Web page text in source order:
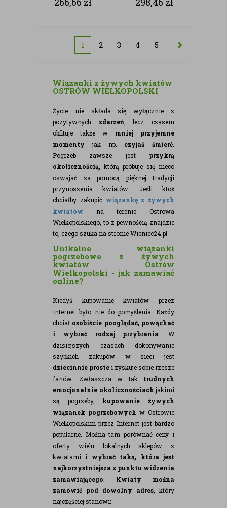
1 2 3 4 5
Wiązanki z żywych kwiatów
OSTRÓW WIELKOPOLSKI
Życie nie składa się wyłącznie z
pozytywnych zdarzeń , lecz czasem
obfituje także w mniej przyjemne
momenty jak np. czyjaś śmierć
Pogrzeb zawsze jest przykrą
okolicznością , którą próbuje się nieco
oswajać za pomocą pięknej tradycji
przynoszenia kwiatów. Jeśli ktoś
chciałby zakupić wiązankę z żywych
kwiatów na terenie Ostrowa
Wielkopolskiego, to z pewnością znajdzie
to, czego szuka na stronie Wieniec24.pl
Unikalne wiązanki
pogrzebowe z żywych
kwiatów Ostrów
Wielkopolski - jak zamawiać
online?
Kiedyś kupowanie kwiatów przez
Internet było nie do pomyślenia. Każdy
chciał osobiście pooglądać, powąchać
i wybrać rodzaj przybrania . W
dzisiejszych czasach dokonywanie
szybkich zakupów w sieci jest
dziecinnie proste i zyskuje sobie rzesze
fanów. Zwłaszcza w tak trudnych
emocjonalnie okolicznościach jakimi
są pogrzeby, kupowanie żywych
wiązanek pogrzebowych w Ostrowie
Wielkopolskim przez Internet jest bardzo
popularne. Można tam porównać ceny i
oferty wielu lokalnych sklepów z
kwiatami i wybrać taką, która jest
najkorzystniejsza z punktu widzenia
zamawiającego
Kwiaty można
zamówić pod dowolny adres , który
najczęściej stanowi: